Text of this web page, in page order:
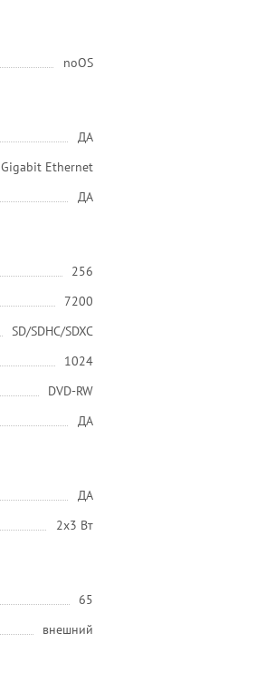
noOS
ДА
Gigabit Ethernet
ДА
256
7200
SD/SDHC/SDXC
1024
DVD-RW
ДА
ДА
2х3 Вт
65
внешний